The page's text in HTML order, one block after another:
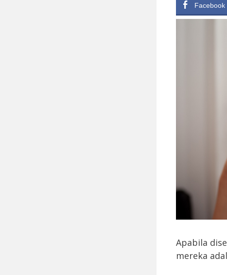
Facebook
Apabila
mereka